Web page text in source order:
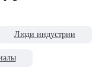
Люди индустрии